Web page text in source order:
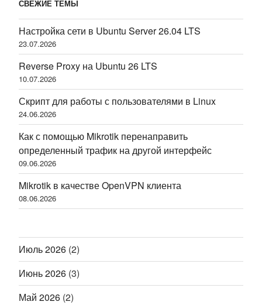
СВЕЖИЕ ТЕМЫ
Настройка сети в Ubuntu Server 26.04 LTS
23.07.2026
Reverse Proxy на Ubuntu 26 LTS
10.07.2026
Скрипт для работы с пользователями в Linux
24.06.2026
Как с помощью Mikrotik перенаправить
определенный трафик на другой интерфейс
09.06.2026
Mikrotik в качестве OpenVPN клиента
08.06.2026
Июль 2026 (2)
Июнь 2026 (3)
Май 2026 (2)